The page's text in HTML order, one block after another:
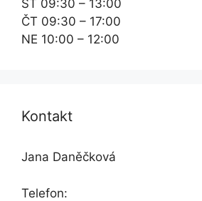
ST 09:30 – 13:00
ČT 09:30 – 17:00
NE 10:00 – 12:00
Kontakt
Jana Daněčková
Telefon: